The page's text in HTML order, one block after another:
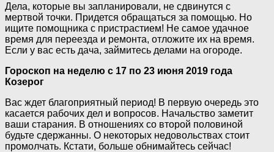
Дела, которые вы запланировали, не сдвинутся с
мертвой точки. Придется обращаться за помощью. Но
ищите помощника с пристрастием! Не самое удачное
время для переезда и ремонта, отложите их на время.
Если у вас есть дача, займитесь делами на огороде.
Гороскоп на неделю с 17 по 23 июня 2019 года
Козерог
Вас ждет благоприятный период! В первую очередь это
касается рабочих дел и вопросов. Начальство заметит
ваши старания. В отношениях со второй половиной
будьте сдержанны. О некоторых недовольствах стоит
промолчать. Кстати, больше обнимайтесь сейчас!